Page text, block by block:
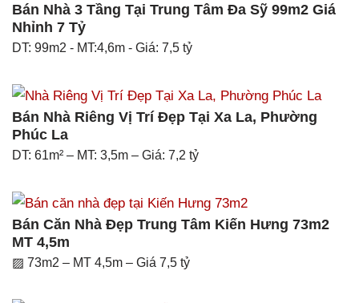
Bán Nhà 3 Tầng Tại Trung Tâm Đa Sỹ 99m2 Giá
Nhỉnh 7 Tỷ
DT: 99m2 - MT:4,6m - Giá: 7,5 tỷ
Bán Nhà Riêng Vị Trí Đẹp Tại Xa La, Phường
Phúc La
DT: 61m² – MT: 3,5m – Giá: 7,2 tỷ
Bán Căn Nhà Đẹp Trung Tâm Kiến Hưng 73m2
MT 4,5m
▨ 73m2 – MT 4,5m – Giá 7,5 tỷ